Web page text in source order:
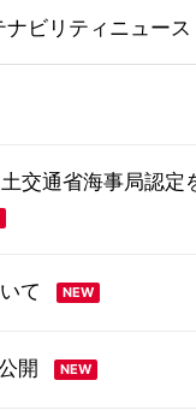
ナビリティ ニュース
交通省海事局認定
て
開